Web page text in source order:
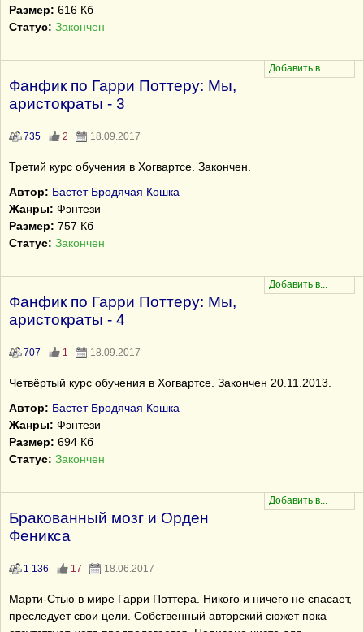
Размер: 616 Кб
Статус: Закончен
Фанфик по Гарри Поттеру: Мы,
аристократы - 3
735 2 18.09.2017
Третий курс обучения в Хогвартсе. Закончен.
Автор: Бастет Бродячая Кошка
Жанры: Фэнтези
Размер: 757 Кб
Статус: Закончен
Фанфик по Гарри Поттеру: Мы,
аристократы - 4
707 1 18.09.2017
Четвёртый курс обучения в Хогвартсе. Закончен 20.11.2013.
Автор: Бастет Бродячая Кошка
Жанры: Фэнтези
Размер: 694 Кб
Статус: Закончен
Бракованный мозг и Орден
Феникса
1 136 17 18.06.2017
Марти-Стью в мире Гарри Поттера. Никого и ничего не спасает,
преследует свои цели. Собственный авторский сюжет пока